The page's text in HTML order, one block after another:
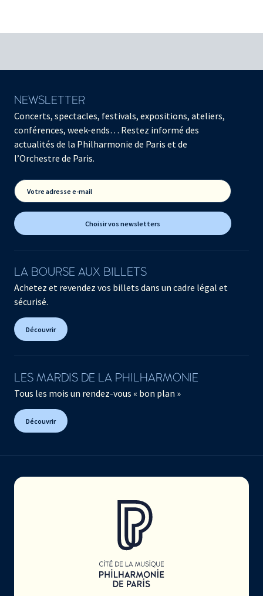
NEWSLETTER
Concerts, spectacles, festivals, expositions, ateliers,
conférences, week-ends… Restez informé des
actualités de la Philharmonie de Paris et de
l’Orchestre de Paris.
Votre adresse e-mail
Choisir vos newsletters
LA BOURSE AUX BILLETS
Achetez et revendez vos billets dans un cadre légal et
sécurisé.
Découvrir
LES MARDIS DE LA PHILHARMONIE
Tous les mois un rendez-vous « bon plan »
Découvrir